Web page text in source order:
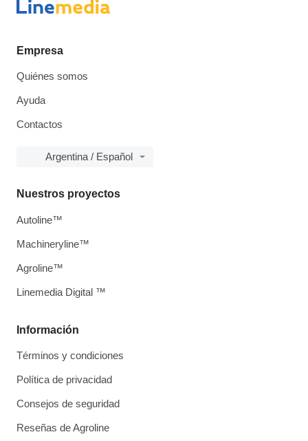
Empresa
Quiénes somos
Ayuda
Contactos
Argentina / Español
Información
Términos y condiciones
Política de privacidad
Consejos de seguridad
Reseñas de Agroline
Nuestros proyectos
Autoline™
Machineryline™
Agroline™
Linemedia Digital ™